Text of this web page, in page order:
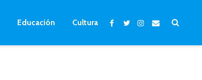
Educación Cultura